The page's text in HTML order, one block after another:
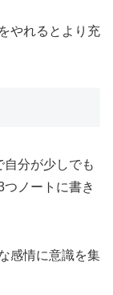
やれるとより充
自分が少しでも
つノートに書き
感情に意識を集